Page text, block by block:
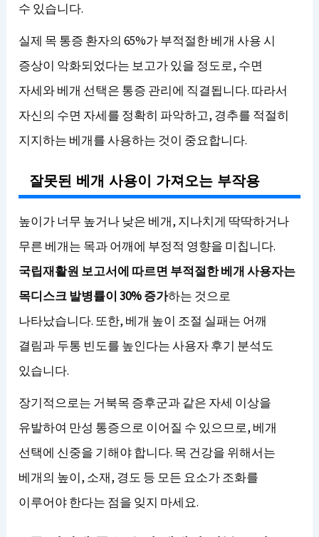
수 있습니다.
실제 목 통증 환자의 65%가 부적절한 베개 사용 시
증상이 악화되었다는 보고가 있을 정도로, 수면
자세와 베개 선택은 통증 관리에 직결됩니다. 따라서
자신의 수면 자세를 정확히 파악하고, 경추를 적절히
지지하는 베개를 사용하는 것이 중요합니다.
잘못된 베개 사용이 가져오는 부작용
높이가 너무 높거나 낮은 베개, 지나치게 딱딱하거나
무른 베개는 목과 어깨에 부정적 영향을 미칩니다.
국립재활원 보고서에 따르면 부적절한 베개 사용자는
목디스크 발병률이 30% 증가하는 것으로
나타났습니다. 또한, 베개 높이 조절 실패는 어깨
결림과 두통 빈도를 높인다는 사용자 후기 분석도
있습니다.
장기적으로는 거북목 증후군과 같은 자세 이상을
유발하여 만성 통증으로 이어질 수 있으므로, 베개
선택에 신중을 기해야 합니다. 목 건강을 위해서는
베개의 높이, 소재, 경도 등 모든 요소가 조화를
이루어야 한다는 점을 잊지 마세요.